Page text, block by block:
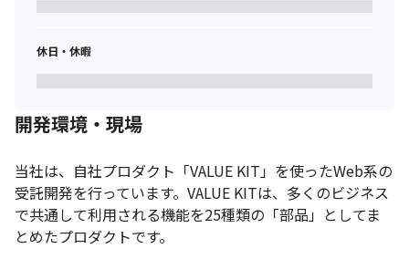
休日・休暇
開発環境・現場
当社は、自社プロダクト「VALUE KIT」を使ったWeb系の
受託開発を行っています。VALUE KITは、多くのビジネス
で共通して利用される機能を25種類の「部品」としてま
とめたプロダクトです。